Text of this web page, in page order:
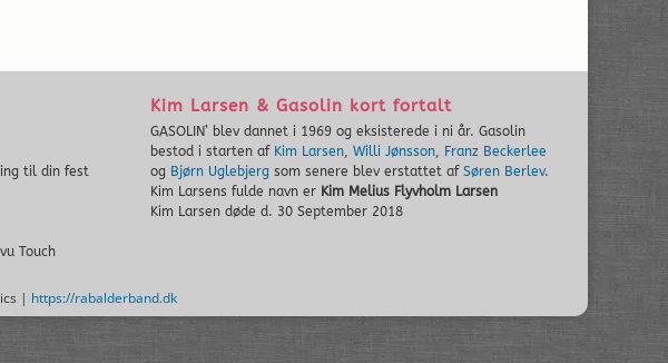
til din fest
Touch
Kim Larsen & Gasolin kort fortalt
GASOLIN’ blev dannet i 1969 og eksisterede i ni år. Gasolin
bestod i starten af Kim Larsen,Willi Jønsson, Franz Beckerlee
og Bjørn Uglebjerg som senere blev erstattet afSøren Berlev.
Kim Larsens fulde navn er Kim Melius Flyvholm Larsen
Kim Larsen døde d. 30 September 2018
| https://rabalderband.dk